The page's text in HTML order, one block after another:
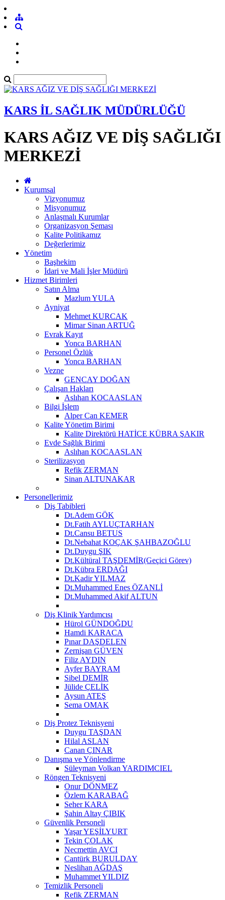
KARS İL SAĞLIK MÜDÜRLÜĞÜ
KARS AĞIZ VE DİŞ SAĞLIĞI
MERKEZİ
Kurumsal
Vizyonumuz
Misyonumuz
Anlaşmalı Kurumlar
Organizasyon Şeması
Kalite Politikamız
Değerlerimiz
Yönetim
Başhekim
İdari ve Mali İşler Müdürü
Hizmet Birimleri
Satın Alma
Mazlum YULA
Ayniyat
Mehmet KURCAK
Mimar Sinan ARTUĞ
Evrak Kayıt
Yonca BARHAN
Personel Özlük
Yonca BARHAN
Vezne
GENCAY DOĞAN
Çalışan Hakları
Aslıhan KOCAASLAN
Bilgi İşlem
Alper Can KEMER
Kalite Yönetim Birimi
Kalite Direktörü HATİCE KÜBRA ŞAKIR
Evde Sağlık Birimi
Aslıhan KOCAASLAN
Sterilizasyon
Refik ZERMAN
Sinan ALTUNAKAR
Personellerimiz
Diş Tabibleri
Dt.Adem GÖK
Dt.Fatih AYLUÇTARHAN
Dt.Cansu BETUS
Dt.Nebahat KOÇAK ŞAHBAZOĞLU
Dt.Duygu ŞIK
Dt.Kültüral TAŞDEMİR(Geçici Görev)
Dt.Kübra ERDAĞI
Dt.Kadir YILMAZ
Dt.Muhammed Enes ÖZANLİ
Dt.Muhammed Akif ALTUN
Diş Klinik Yardımcısı
Hürol GÜNDOĞDU
Hamdi KARACA
Pınar DAŞDELEN
Zernişan GÜVEN
Filiz AYDIN
Ayfer BAYRAM
Sibel DEMİR
Jülide ÇELİK
Aysun ATEŞ
Sema OMAK
Diş Protez Teknisyeni
Duygu TAŞDAN
Hilal ASLAN
Canan ÇINAR
Danışma ve Yönlendirme
Süleyman Volkan YARDIMCIEL
Röngen Teknisyeni
Onur DÖNMEZ
Özlem KARABAĞ
Seher KARA
Şahin Altay ÇIBIK
Güvenlik Personeli
Yaşar YEŞİLYURT
Tekin ÇOLAK
Necmettin AVCI
Cantürk BURULDAY
Neslihan AĞDAŞ
Muhammet YILDIZ
Temizlik Personeli
Refik ZERMAN